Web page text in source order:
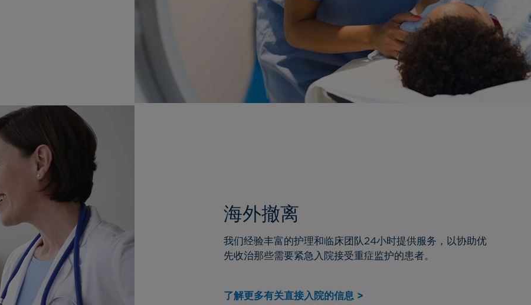
海外撤离
我们经验丰富的护理和临床团队24小时提供服务，以协助优
先收治那些需要紧急入院接受重症监护的患者。
了解更多有关直接入院的信息 >